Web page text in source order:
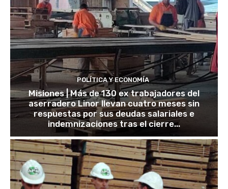
POLÍTICA Y ECONOMÍA
Misiones | Más de 130 ex trabajadores del
aserradero Linor llevan cuatro meses sin
respuestas por sus deudas salariales e
indemnizaciones tras el cierre...